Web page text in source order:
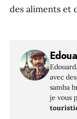
des aliments et
avec
samba
je vous